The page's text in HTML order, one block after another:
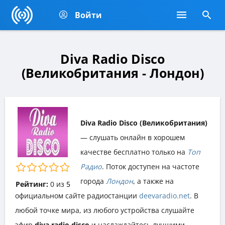
Войти
Diva Radio Disco
(Великобритания - Лондон)
Рейтинг: 0из 5
Diva Radio Disco (Великобритания)
— слушать онлайн в хорошем
качестве бесплатно только на Топ
Радио. Поток доступен на частоте
города Лондон, а также на
официальном сайте радиостанции deevaradio.net. В
любой точке мира, из любого устройства слушайте